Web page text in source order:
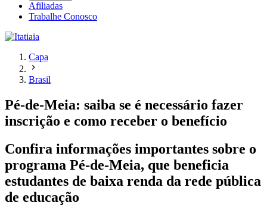
Afiliadas
Trabalhe Conosco
Capa
Brasil
Pé-de-Meia: saiba se é necessário fazer
inscrição e como receber o benefício
Confira informações importantes sobre o
programa Pé-de-Meia, que beneficia
estudantes de baixa renda da rede pública
de educação